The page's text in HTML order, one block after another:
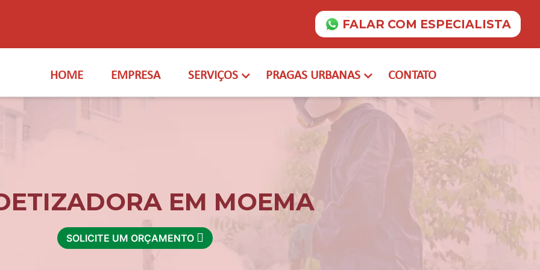
FALAR COM ESPECIALISTA
HOME EMPRESA SERVIÇOS PRAGAS URBANAS CONTATO
EM MOEMA
SOLICITE UM ORÇAMENTO